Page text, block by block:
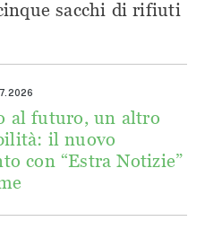
sacchi di rifiuti
al futuro, un altro
il nuovo
con “Estra Notizie”